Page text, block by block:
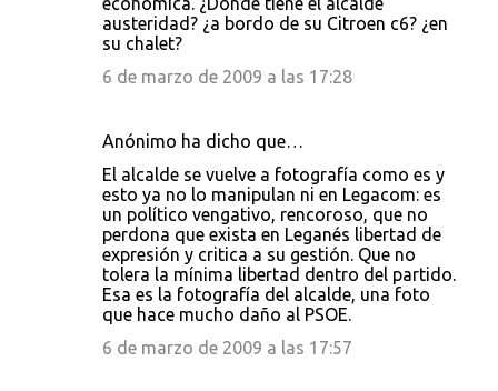
austeridad? ¿a bordo de su Citroen c6? ¿en
su chalet?
6 de marzo de 2009 a las 17:28
Anónimo ha dicho que…
El alcalde se vuelve a fotografía como es y
esto ya no lo manipulan ni en Legacom: es
un político vengativo, rencoroso, que no
perdona que exista en Leganés libertad de
expresión y critica a su gestión. Que no
tolera la mínima libertad dentro del partido.
Esa es la fotografía del alcalde, una foto
que hace mucho daño al PSOE.
6 de marzo de 2009 a las 17:57